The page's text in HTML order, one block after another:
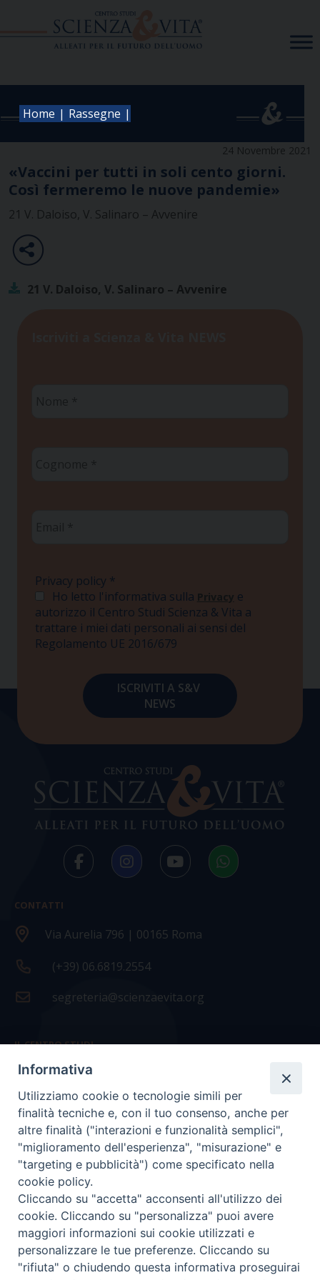
Home | Rassegne |
24 Novembre 2021
«Vaccini per tutti in soli cento giorni.
Così fermeremo le nuove pandemie»
21 V. Daloiso, V. Salinaro – Avvenire
21 V. Daloiso, V. Salinaro – Avvenire
Privacy policy *
Ho letto l'informativa sulla Privacy e
autorizzo il Centro Studi Scienza & Vita a
trattare i miei dati personali ai sensi del
Regolamento UE 2016/679
CONTATTI
Via Aurelia 796 | 00165 Roma
(+39) 06.6819.2554
segreteria@scienzaevita.org
IL CENTRO STUDI
La nostra storia
Statuto
Presidenza e ufficio presidenza
Consiglio scientifico
Coordinamento nazionale
COPYRIGHT Scienza & Vita - C.F96600690588- Tutti i
Informativa
Utilizziamo cookie o tecnologie simili per
finalità tecniche e, con il tuo consenso, anche per
altre finalità ("interazioni e funzionalità semplici",
"miglioramento dell'esperienza", "misurazione" e
"targeting e pubblicità") come specificato nella
cookie policy.
Cliccando su "accetta" acconsenti all'utilizzo dei
cookie. Cliccando su "personalizza" puoi avere
maggiori informazioni sui cookie utilizzati e
personalizzare le tue preferenze. Cliccando su
"rifiuta" o chiudendo questa informativa proseguirai